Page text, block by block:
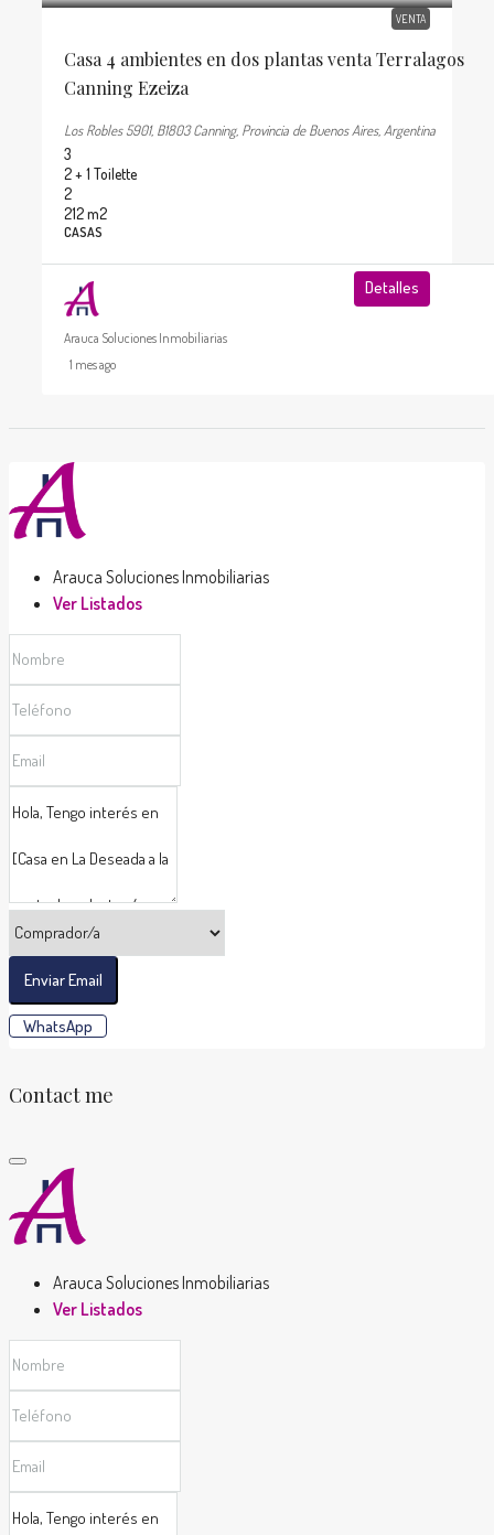
VENTA
Casa 4 ambientes en dos plantas venta Terralagos
Canning Ezeiza
Los Robles 5901, B1803 Canning, Provincia de Buenos Aires, Argentina
3
2 + 1 Toilette
2
212m2
CASAS
Detalles
Arauca Soluciones Inmobiliarias
1 mes ago
Arauca Soluciones Inmobiliarias
Ver Listados
Enviar Email
WhatsApp
Contact me
Arauca Soluciones Inmobiliarias
Ver Listados